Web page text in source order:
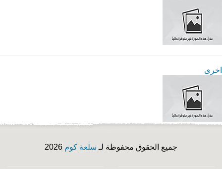
اخرى
جميع الحقوق محفوظة لـ سلعة كوم